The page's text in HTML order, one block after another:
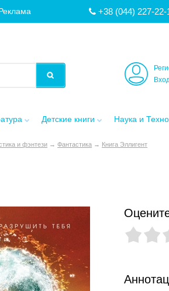
+38 (044) 227-22-
Вход
Детские книги Наука и
и фэнтези →Фантастика → Книга Эллигент